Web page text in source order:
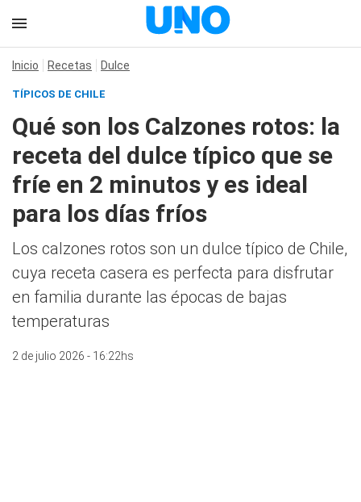
Inicio Recetas Dulce
TÍPICOS DE CHILE
Qué son los Calzones rotos: la
receta del dulce típico que se
fríe en 2 minutos y es ideal
para los días fríos
Los calzones rotos son un dulce típico de Chile,
cuya receta casera es perfecta para disfrutar
en familia durante las épocas de bajas
temperaturas
2 de julio 2026 - 16:22hs